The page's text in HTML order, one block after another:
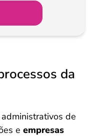
da
de
e empresas